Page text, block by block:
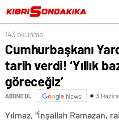
143 okunma
Cumhurbaşkanı
tarih verdi! ‘Yıllık
göreceğiz’
ABONE OL News 3
Yılmaz, “İnşallah Ramazan,